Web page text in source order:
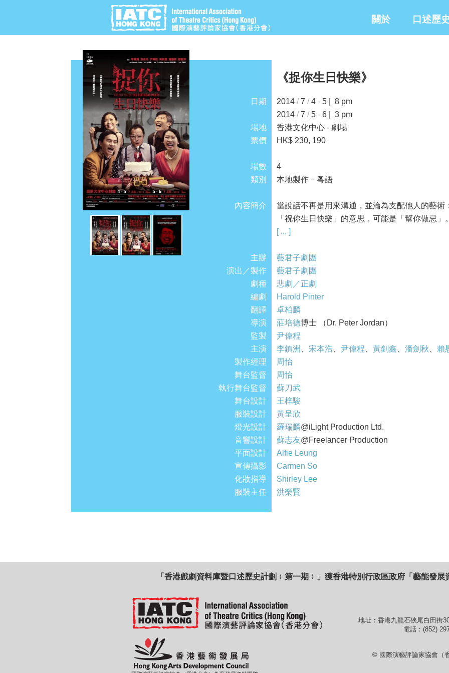
關於 口述歷史
《捉你生日快樂》
日期 2014 /7 /4 - 5 | 8 pm
2014 /7 /5 - 6 | 3 pm
場地
香港文化中心 - 劇場
票價
HK$ 230, 190
場數
4
類別
本地製作－粵語
內容簡介
當說話不再是用來溝通，並淪為支配他人的藝術：
「祝你生日快樂」的意思，可能是「幫你做忌」。
繹現今社會「語言偽術」的暗黑喜劇。
你有試過嗎？為了生存，你小心翼翼絕不犯錯的
話、語無倫次的咆哮，以及與你毫無關係的指責
故事的主角為了遠離社會的夢魘，躲避在鄉間賓
不是他生日的今天，為他舉辦一個生日派對，原
面對「語言偽術」，你是時候要醒來！
[ ... ]
主辦
藝君子劇團
演出／製作
藝君子劇團
劇種
悲劇／正劇
編劇
Harold Pinter
翻譯
卓柏麟
導演
莊培德博士 （Dr. Peter Jordan）
監製
尹偉程
主演
李鎮洲 宋本浩 尹偉程 黃釗鑫 潘劍秋
賴
製作經理
周怡
舞台監督
周怡
執行舞台監督
蘇刀武
舞台設計
王梓駿
服裝設計
黃呈欣
燈光設計
羅瑞麟@iLight Production Ltd.
音響設計
蘇志友@Freelancer Production
平面設計
Alfie Leung
宣傳攝影
Carmen So
化妝指導
Shirley Lee
服裝主任
洪榮賢
「香港戲劇資料庫暨口述歷史計劃﹙第一期﹚」獲香港特別行政區政府「藝能發展
地址：香港九龍石硤尾白田街
電話：(852)
© 國際演藝評論家協會（